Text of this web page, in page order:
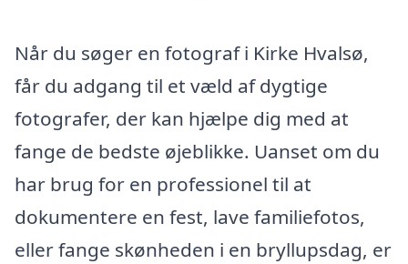
Når du søger en fotograf i Kirke Hvalsø,
får du adgang til et væld af dygtige
fotografer, der kan hjælpe dig med at
fange de bedste øjeblikke. Uanset om du
har brug for en professionel til at
dokumentere en fest, lave familiefotos,
eller fange skønheden i en bryllupsdag, er